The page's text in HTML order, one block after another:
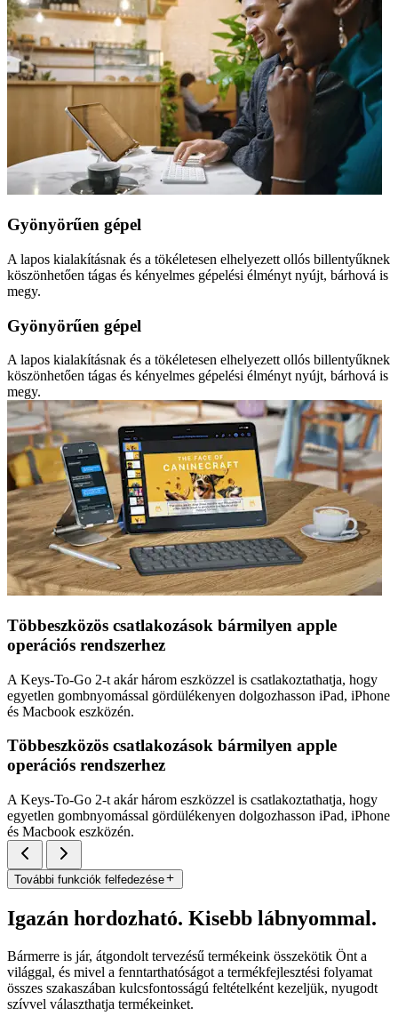
Gyönyörűen gépel
A lapos kialakításnak és a tökéletesen elhelyezett ollós billentyűknek
köszönhetően tágas és kényelmes gépelési élményt nyújt, bárhová is
megy.
Gyönyörűen gépel
A lapos kialakításnak és a tökéletesen elhelyezett ollós billentyűknek
köszönhetően tágas és kényelmes gépelési élményt nyújt, bárhová is
megy.
Többeszközös csatlakozások bármilyen apple
operációs rendszerhez
A Keys-To-Go 2-t akár három eszközzel is csatlakoztathatja, hogy
egyetlen gombnyomással gördülékenyen dolgozhasson iPad, iPhone
és Macbook eszközén.
Többeszközös csatlakozások bármilyen apple
operációs rendszerhez
A Keys-To-Go 2-t akár három eszközzel is csatlakoztathatja, hogy
egyetlen gombnyomással gördülékenyen dolgozhasson iPad, iPhone
és Macbook eszközén.
További funkciók felfedezése
Igazán hordozható. Kisebb lábnyommal.
Bármerre is jár, átgondolt tervezésű termékeink összekötik Önt a
világgal, és mivel a fenntarthatóságot a termékfejlesztési folyamat
összes szakaszában kulcsfontosságú feltételként kezeljük, nyugodt
szívvel választhatja termékeinket.